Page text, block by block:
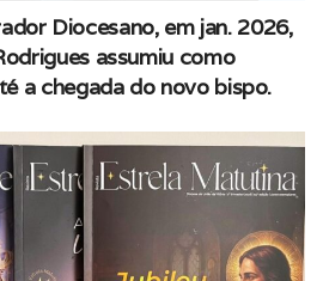
Diocesano, em jan. 2026,
assumiu como
a chegada do novo bispo.